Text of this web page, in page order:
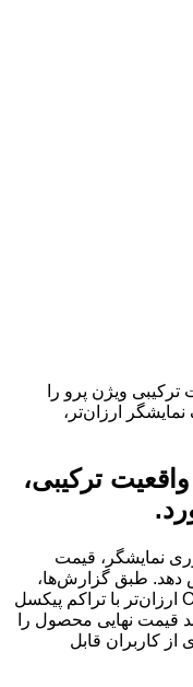
ویژن پرو را
ارزان‌تر،
ترکیبی،
نمایشگر، قیمت
دهد. طبق گزارش‌ها،
نسل بعدی ویژن پرو از یک نمایشگر OLED ارزان‌تر با تراکم پیکسل
قیمت نهایی محصول را
کاربران قابل